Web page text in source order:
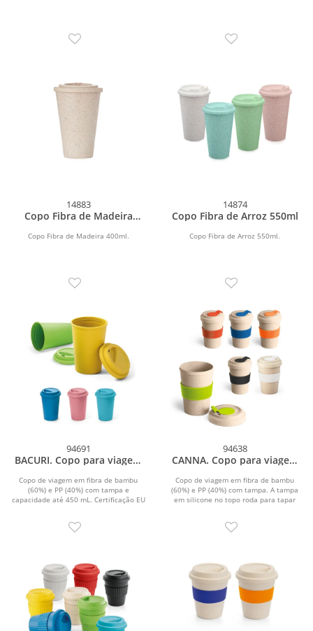
14883
Copo Fibra de Madeira
Copo Fibra de Madeira 400ml.
14874
Copo Fibra de Arroz 550ml
Copo Fibra de Arroz 550ml.
94691
BACURI. Copo para viagem
PP (40%) (450 mL)
Copo de viagem em fibra de bambu
(60%) e PP (40%) com tampa e
capacidade até 450 mL. Certificação EU
94638
CANNA. Copo para viagem
PP (40%) (500 mL)
Copo de viagem em fibra de bambu
(60%) e PP (40%) com tampa. A tampa
em silicone no topo roda para tapar